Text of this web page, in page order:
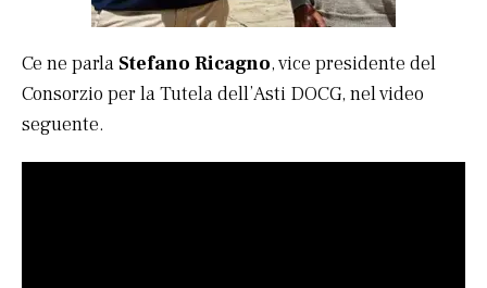
Ce ne parla Stefano Ricagno, vice presidente del
Consorzio per la Tutela dell’Asti DOCG, nel video
seguente.